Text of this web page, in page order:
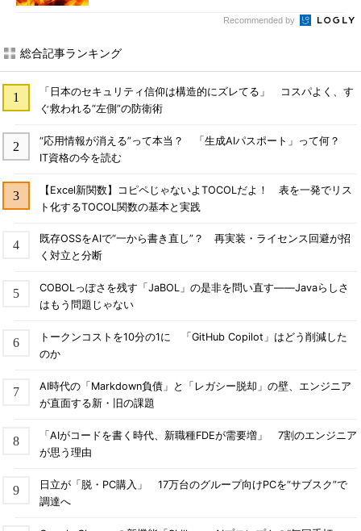
Recommended by
総合記事ランキング
「日本のセキュリティ信仰は構造的にズレてる」 コスパよく、す
ぐ救われる“左側”の防衛術
“応用情報が消える”って本当？ 「生成AIパスポート」って何？
IT資格の今を読む
【Excel新関数】コピペじゃないよTOCOLだよ！ 表を一発でリス
ト化するTOCOL関数の基本と実践
既存OSSをAIで“一から書き直し”？ 再実装・ライセンス回避が招
く対立と分断
COBOLっぽさを残す「JaBOL」の是非を問い直す――Javaらしさ
はもう問題じゃない
トークンコストを10分の1に 「GitHub Copilot」はどう削減した
のか
AI時代の「Markdown負債」と「レガシー脱却」の壁、エンジニア
が直面する新・旧の課題
「AIがコードを書く時代、新職種FDEが需要増」 7割のエンジニア
が思う理由
日立が「脱・PC購入」 17万台のグループ向けPCを“サブスク”で
調達へ